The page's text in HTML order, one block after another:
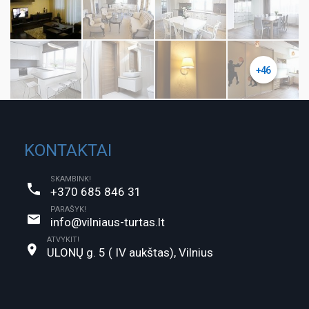
+46
KONTAKTAI
SKAMBINK!
+370 685 846 31
PARAŠYK!
info@vilniaus-turtas.lt
ATVYKIT!
ULONŲ g. 5 ( IV aukštas), Vilnius